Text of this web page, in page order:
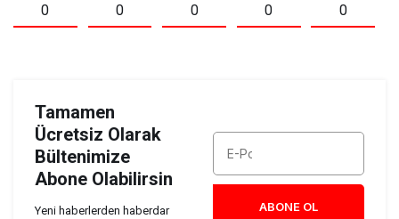
0 0 0 0 0
Tamamen
Ücretsiz Olarak
Bültenimize
Abone Olabilirsin
Yeni haberlerden haberdar
ABONE OL